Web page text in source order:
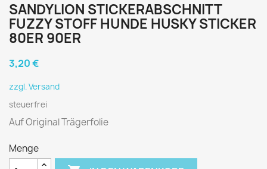
SANDYLION STICKERABSCHNITT
FUZZY STOFF HUNDE HUSKY STICKER
80ER 90ER
3,20 €
zzgl. Versand
steuerfrei
Auf Original Trägerfolie
Menge